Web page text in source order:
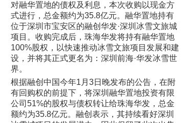
对融华置地的债权及利息，本次收购以现金方
式进行，总金额约为35.8亿元。融华置地持有
位于深圳市宝安区的融创华发·深圳冰雪文旅城
项目。收购完成后，珠海华发将持有融华置地
100%股权，以快速推动冰雪文旅项目发展和建
设，并将其正式更名为：深圳前海·华发冰雪世
界。
根据融创中国今年1月3日晚发布的公告，在附
有回购权的前提下，将深圳融华置地投资有限
公司51%的股权与债权转让给珠海华发，总金
额约为35.8亿元。融创表示，其持续看好深圳